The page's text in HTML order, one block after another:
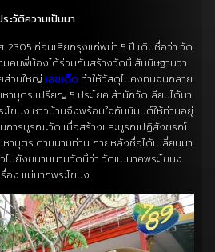
ระวัติความเป็นมา
2305 ก่อนเสียกรุงแก่พม่า 5 ปี เดิมชื่อว่า วัด
คนพี่น้องได้ร่วมกันสร้างวัดนี้ สันนิษฐานว่า
ส่วนใหญ่ เลขเด็ด ทำให้วัสดุไม่คงทนจนกลาย
าบุตร เปรียญ 5 ประโยค สำนักวัดเลียบได้มา
โขนง ชาวบ้านจึงพร้อมใจกันนิมนต์ให้ท่านอยู่
การบูรณะวัด เมื่อสร้างและบูรณปฏิสังขรณ์
าบุตร ตามนามท่าน ภายหลังชื่อได้เปลี่ยนมา
ไปยังขนานนามวัดนี้ว่า วัดแม่นาคพระโขนง
ง แม่นากพระโขนง